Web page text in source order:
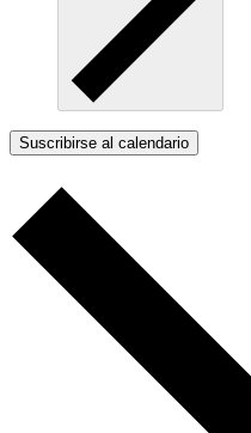
Suscribirse al calendario